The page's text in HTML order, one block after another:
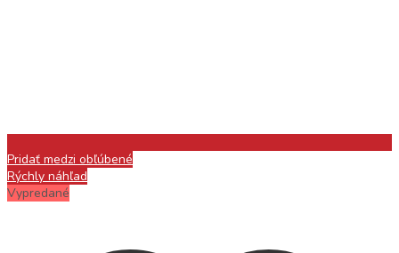
Pridať medzi obľúbené
Rýchly náhľad
Vypredané